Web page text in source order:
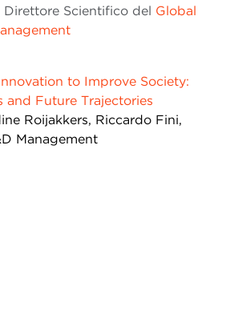
Direttore Scientifico del Global
to Improve Society:
and Future Trajectories
Roijakkers, Riccardo Fini,
Management